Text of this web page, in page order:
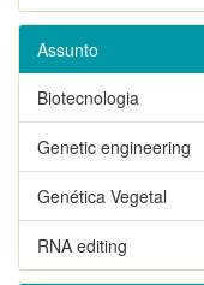
Assunto
Biotecnologia
Genetic engineering
Genética Vegetal
RNA editing